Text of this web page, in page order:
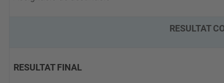
RESULTAT
RESULTAT FINAL